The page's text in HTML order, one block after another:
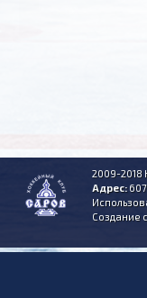
2009-2018
Адрес:
Создание